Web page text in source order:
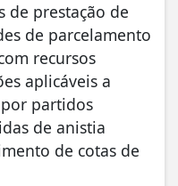
de prestação de
de parcelamento
recursos
aplicáveis a
partidos
de anistia
de cotas de